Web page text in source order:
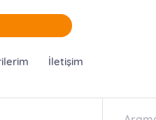
İletişim